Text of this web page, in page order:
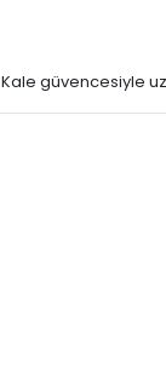
güvencesiyle